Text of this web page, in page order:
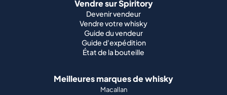
Vendre sur Spiritory
Devenir vendeur
Vendre votre whisky
Guide du vendeur
Guide d'expédition
État de la bouteille
Meilleures marques de whisky
Macallan